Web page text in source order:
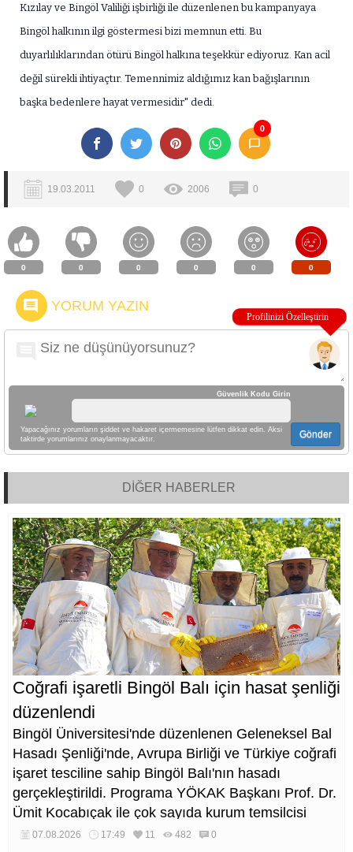
Kızılay ve Bingöl Valiliği işbirliği ile düzenlenen bu kampanyaya
Bingöl halkının ilgi göstermesi bizi memnun etti. Bu
duyarlılıklarından ötürü Bingöl halkına teşekkür ediyoruz. Kan acil
değil sürekli ihtiyaçtır. Temennimiz aldığımız kan bağışlarının
başka bedenlere hayat vermesidir" dedi.
0
19.03.2011 0 2006 0
0 0 0 0 0 0
YORUM YAZIN
Güvenlik Kodu Girin
Yapacağınız yorumların şiddet ve hakaret içermemesine lütfen dikkat edin. Aksi
taktirde yorumlarınız onaylanmayacaktır.
Gönder
DİĞER HABERLER
Coğrafi işaretli Bingöl Balı için hasat şenliği
düzenlendi
Bingöl Üniversitesi'nde düzenlenen Geleneksel Bal
Hasadı Şenliği'nde, Avrupa Birliği ve Türkiye coğrafi
işaret tesciline sahip Bingöl Balı'nın hasadı
gerçekleştirildi. Programa YÖKAK Başkanı Prof. Dr.
Ümit Kocabıçak ile çok sayıda kurum temsilcisi
katıldı.
07.08.2026 17:49 11 482 0